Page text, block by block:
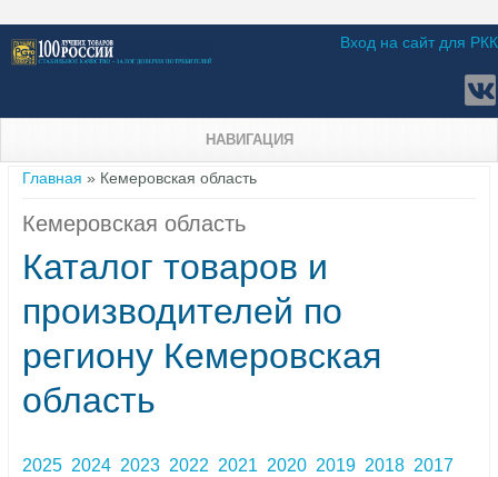
Вход на сайт для РКК
НАВИГАЦИЯ
Вы здесь
Главная » Кемеровская область
Кемеровская область
Каталог товаров и
производителей по
региону Кемеровская
область
2025 2024 2023 2022 2021 2020 2019 2018 2017